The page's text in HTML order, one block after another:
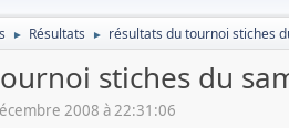
► Résultats ► résultats du tournoi stiches
stiches du
2008 à 22:31:06